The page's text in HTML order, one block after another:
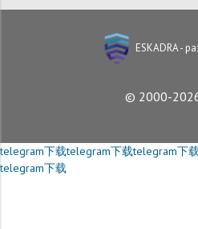
ESKADRA -
© 2000-
telegram下载telegram下载telegram下
telegram下载